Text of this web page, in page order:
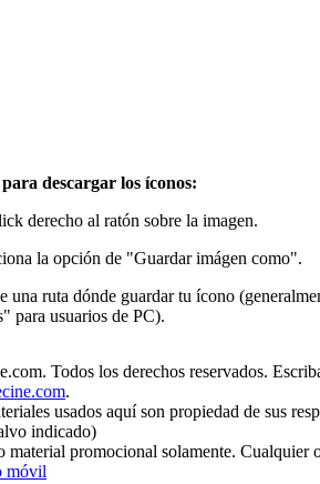
descargar los íconos:
derecho al ratón sobre la imagen.
la opción de "Guardar imágen como".
una ruta dónde guardar tu ícono
para usuarios de PC).
Todos los derechos reservados.
.
usados aquí son propiedad de sus
indicado)
material promocional solamente. Cualquier
móvil